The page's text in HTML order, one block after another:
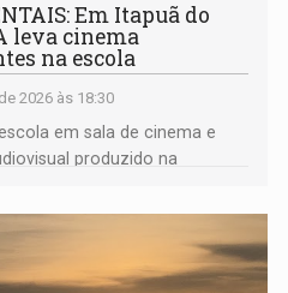
Em Itapuã do
leva cinema
na escola
2026 às 18:30
em sala de cinema e
produzido na